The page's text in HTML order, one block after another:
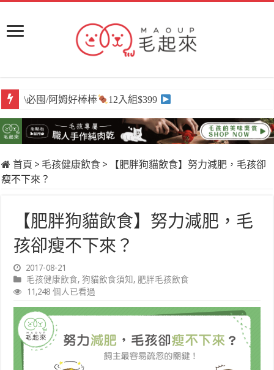
\必囤/阿姆好棒棒 12入組$399
首頁 > 毛孩健康飲食 >
【肥胖狗貓飲食】努力減肥，毛孩卻
瘦不下來？
【肥胖狗貓飲食】努力減肥，毛
孩卻瘦不下來？
2017-08-21
毛孩健康飲食,狗貓飲食須知, 肥胖毛孩飲食
11,248 個人已看過